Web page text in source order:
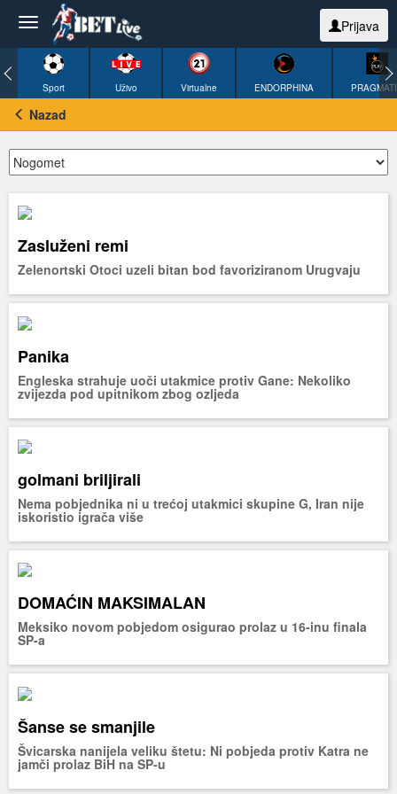
Prijava
Sport Uživo Virtualne ENDORPHINA
Nazad
Zasluženi remi
Zelenortski Otoci uzeli bitan bod favoriziranom Urugvaju
Panika
Engleska strahuje uoči utakmice protiv Gane: Nekoliko
zvijezda pod upitnikom zbog ozljeda
golmani briljirali
Nema pobjednika ni u trećoj utakmici skupine G, Iran nije
iskoristio igrača više
DOMAĆIN MAKSIMALAN
Meksiko novom pobjedom osigurao prolaz u 16-inu finala
SP-a
Šanse se smanjile
Švicarska nanijela veliku štetu: Ni pobjeda protiv Katra ne
jamči prolaz BiH na SP-u